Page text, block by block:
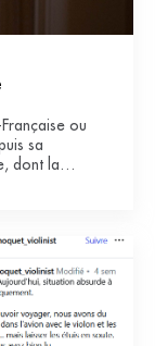
ou
sa
dont la